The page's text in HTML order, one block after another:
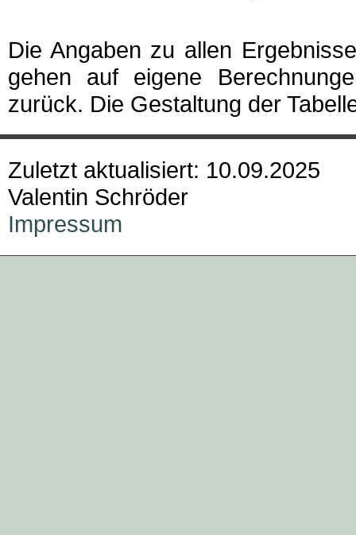
Die Angaben zu allen
gehen auf eigene
zurück. Die Gestaltung der
Zuletzt aktualisiert: 10.09.2025
Valentin Schröder
Impressum